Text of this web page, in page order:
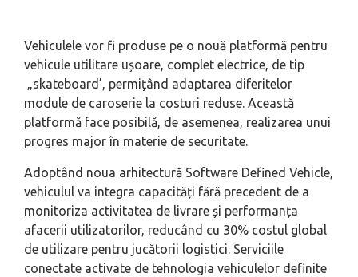
Vehiculele vor fi produse pe o nouă platformă pentru
vehicule utilitare ușoare, complet electrice, de tip
„skateboard’, permițând adaptarea diferitelor
module de caroserie la costuri reduse. Această
platformă face posibilă, de asemenea, realizarea unui
progres major în materie de securitate.
Adoptând noua arhitectură Software Defined Vehicle,
vehiculul va integra capacități fără precedent de a
monitoriza activitatea de livrare și performanța
afacerii utilizatorilor, reducând cu 30% costul global
de utilizare pentru jucătorii logistici. Serviciile
conectate activate de tehnologia vehiculelor definite